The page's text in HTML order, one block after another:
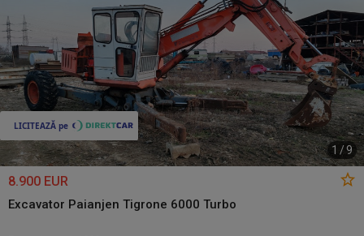
1 /9
8.900 EUR
Excavator Paianjen Tigrone 6000 Turbo